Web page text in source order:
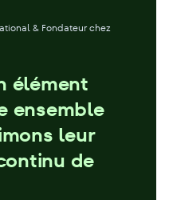
& Fondateur chez
élément
ensemble
leur
de